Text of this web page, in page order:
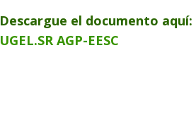
Descargue el documento aquí:
UGEL.SR AGP-EESC